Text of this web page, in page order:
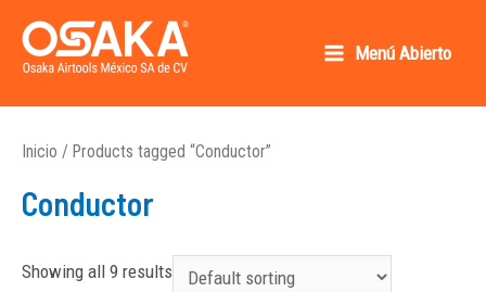
Menú Abierto
Inicio / Products tagged “Conductor”
Conductor
Showing all 9 results